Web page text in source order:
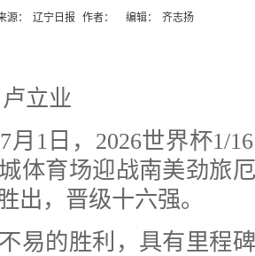
源： 辽宁日报 作者： 编辑： 齐志扬
立业
日，2026世界杯1/
体育场迎战南美劲旅
出，晋级十六强。
的胜利，具有里程碑